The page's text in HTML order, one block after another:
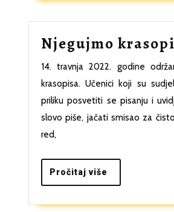
Njegujmo
14. travnja 2022. godine
krasopisa. Učenici koji su
priliku posvetiti se pisanju i
slovo piše, jačati smisao za
red,
Pročitaj više
više